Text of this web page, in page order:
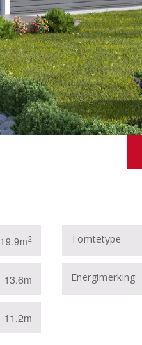
2
13.6m
11.2m
Tomtetype
Energimerking